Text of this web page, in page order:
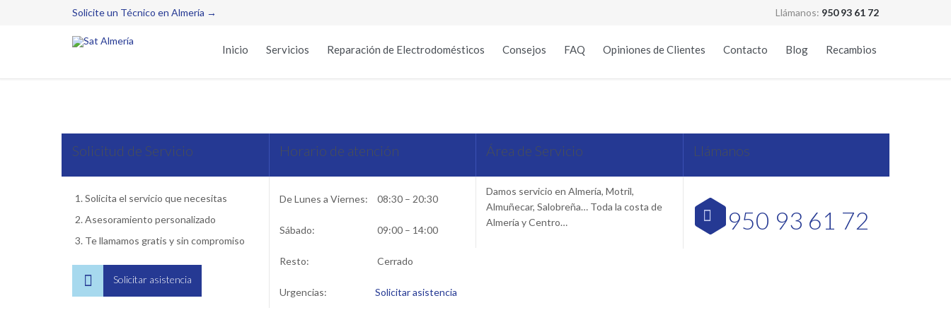
Solicite un Técnico en Almería → Llámanos: 950 93 61 72
Inicio Servicios Reparación de Electrodomésticos Consejos FAQ Opiniones de Clientes Contacto Blog Recambios
Servicio Técnico Eurotech en Almería
Solicitud de Servicio
Solicita el servicio que necesitas
Asesoramiento personalizado
Te llamamos gratis y sin compromiso
 Solicitar asistencia
Horario de atención
De Lunes a Viernes: 08:30 – 20:30
Sábado: 09:00 – 14:00
Resto: Cerrado
Urgencias: Solicitar asistencia
Área de Servicio
Damos servicio en Almería, Motril,
Almuñecar, Salobreña… Toda la costa de
Almería y Centro…
Llámanos
 950 93 61 72